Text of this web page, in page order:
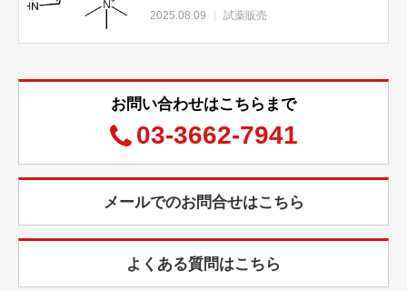
2025.08.09 試薬販売
お問い合わせはこちらまで
03-3662-7941
メールでのお問合せはこちら
よくある質問はこちら